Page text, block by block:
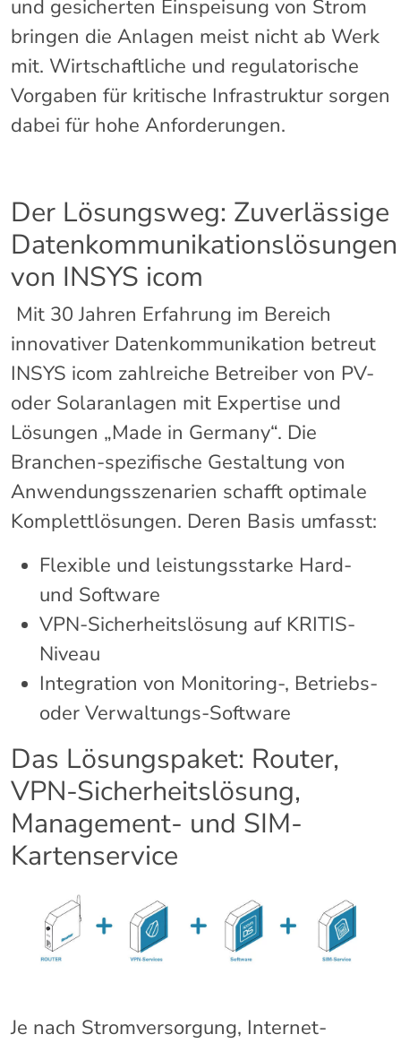
und gesicherten Einspeisung von Strom
bringen die Anlagen meist nicht ab Werk
mit. Wirtschaftliche und regulatorische
Vorgaben für kritische Infrastruktur sorgen
dabei für hohe Anforderungen.
Der Lösungsweg: Zuverlässige
Datenkommunikationslösungen
von INSYS icom
Mit 30 Jahren Erfahrung im Bereich
innovativer Datenkommunikation betreut
INSYS icom zahlreiche Betreiber von PV-
oder Solaranlagen mit Expertise und
Lösungen „Made in Germany“. Die
Branchen-spezifische Gestaltung von
Anwendungsszenarien schafft optimale
Komplettlösungen. Deren Basis umfasst:
Flexible und leistungsstarke Hard-
und Software
VPN-Sicherheitslösung auf KRITIS-
Niveau
Integration von Monitoring-, Betriebs-
oder Verwaltungs-Software
Das Lösungspaket: Router,
VPN-Sicherheitslösung,
Management- und SIM-
Kartenservice
Je nach Stromversorgung, Internet-